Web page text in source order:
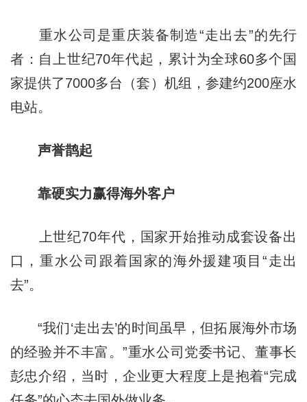
重水公司是重庆装备制造“走出去”的先行
者：自上世纪70年代起，累计为全球60多个国
家提供了7000多台（套）机组，参建约200座水
电站。
声誉鹊起
靠硬实力赢得海外客户
上世纪70年代，国家开始推动成套设备出
口，重水公司跟着国家的海外援建项目“走出
去”。
“我们‘走出去’的时间虽早，但拓展海外市场
的经验并不丰富。”重水公司党委书记、董事长
彭忠介绍，当时，企业更大程度上是抱着“完成